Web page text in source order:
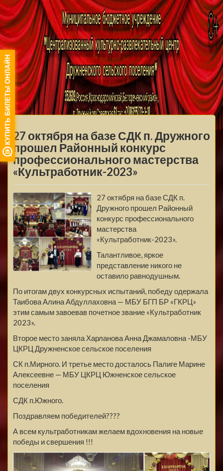
МБУ ЦКРЦ
ДРУЖНЕНСКОГО
СЕЛЬСКОГО
ПОСЕЛЕНИЯ
МЕНЮ
27 октября на базе СДК п. Дружного
прошел Районный конкурс
профессионального мастерства
«Культработник-2023»
27 октября на базе СДК п.
Дружного прошел Районный
конкурс профессионального
мастерства
«Культработник-2023».
Талантливое, яркое
представление никого не
оставило равнодушным.
По итогам двух конкурсных испытаний, победу одержала
Таибова Алина Абдуллаховна — МБУ БГП БР «ГКРЦ»
этим самым завоевав почетное звание «Культработник
2023».
Второе место заняла Харланова Анна Джамаловна -МБУ
ЦКРЦ Дружненское сельское поселения
СК п.Мирного. И третье место досталось Палиге Марине
Алексеевне — МБУ ЦКРЦ Южненское сельское
поселения
СДК п.Южного.
Поздравляем победителей????
А всем культработникам желаем вдохновения на новые
победы и свершения !!!